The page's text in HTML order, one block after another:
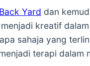
Yard dan
kreatif
sahaja yang
terapi dalam